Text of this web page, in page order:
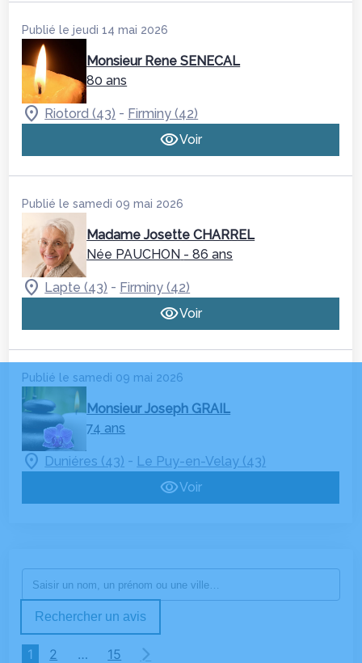
Publié le jeudi 14 mai 2026
Monsieur Rene SENECAL
80 ans
Riotord (43) - Firminy (42)
Voir
Publié le samedi 09 mai 2026
Madame Josette CHARREL
Née PAUCHON - 86 ans
Lapte (43) - Firminy (42)
Voir
Publié le samedi 09 mai 2026
Monsieur Joseph GRAIL
74 ans
Duniéres (43) - Le Puy-en-Velay (43)
Voir
Rechercher un avis
1 2 … 15